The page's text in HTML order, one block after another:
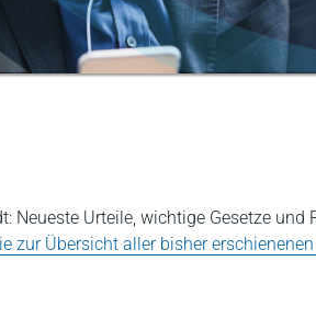
Neueste Urteile, wichtige Gesetze
zur Übersicht aller bisher